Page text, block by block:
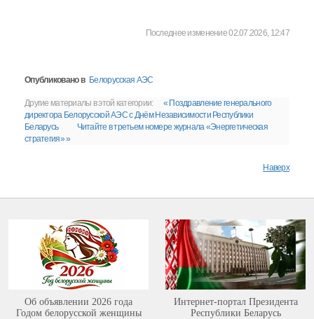
Последнее изменение 02.07.2026, 12:47
Опубликовано в Белорусская АЭС
Другие материалы в этой категории:
« Поздравление генерального
директора Белорусской АЭС с Днём Независимости Республики
Беларусь
Читайте в третьем номере журнала «Энергетическая
стратегия» »
Наверх
Об объявлении 2026 года
Годом белорусской женщины
Интернет-портал Президента
Республики Беларусь